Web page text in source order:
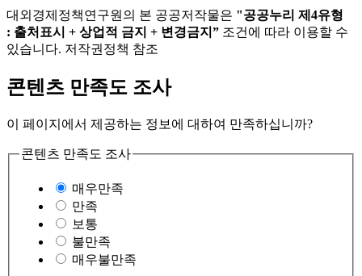
대외경제정책연구원의 본 공공저작물은 "공공누리 제4유형
: 출처표시 + 상업적 금지 + 변경금지” 조건에 따라 이용할 수
있습니다. 저작권정책 참조
콘텐츠 만족도 조사
이 페이지에서 제공하는 정보에 대하여 만족하십니까?
콘텐츠 만족도 조사
매우만족
만족
보통
불만족
매우불만족